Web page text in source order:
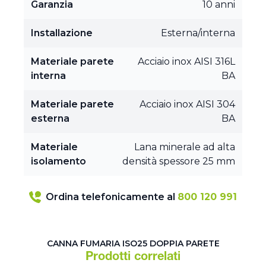
Garanzia 10 anni
Installazione Esterna/interna
Materiale parete
interna
Acciaio inox AISI 316L
BA
Materiale parete
esterna
Acciaio inox AISI 304
BA
Materiale
isolamento
Lana minerale ad alta
densità spessore 25 mm
Ordina telefonicamente al 800 120 991
CANNA FUMARIA ISO25 DOPPIA PARETE
Prodotti correlati